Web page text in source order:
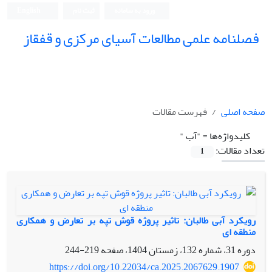
فصلنامه علمی مطالعات آسیای مرکزی و قفقاز
صفحه اصلی
فهرست مقالات
کلیدواژه‌ها ="آب "
تعداد مقالات:
1
رویکرد آبی طالبان: تاثیر پروژه قوش تپه بر تعارض و همکاری
منطقه ای
دوره 31، شماره 132، زمستان 1404، صفحه
219-244
https://doi.org/10.22034/ca.2025.2067629.1907